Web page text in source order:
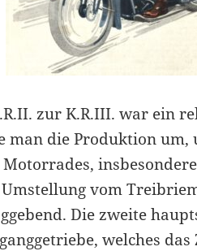
zur K.R.III. war ein
man die Produktion um,
vom
Die zweite
welches